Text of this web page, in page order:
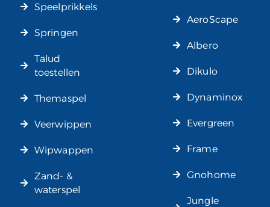
Speelprikkels
Springen
Talud
toestellen
Themaspel
Veerwippen
Wipwappen
Zand- &
waterspel
AeroScape
Albero
Dikulo
Dynaminox
Evergreen
Frame
Gnohome
Jungle